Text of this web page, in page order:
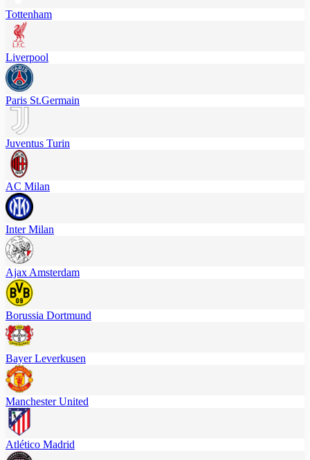
Tottenham
Liverpool
Paris St.Germain
Juventus Turin
AC Milan
Inter Milan
Ajax Amsterdam
Borussia Dortmund
Bayer Leverkusen
Manchester United
Atlético Madrid